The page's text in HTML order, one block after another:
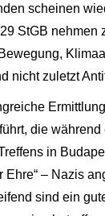
scheinen
StGB nehmen
nicht zuletzt
die während
in
Ehre“ – Nazis
sind ein